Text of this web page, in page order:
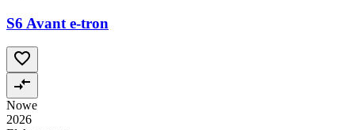
S6 Avant e-tron
Nowe
2026